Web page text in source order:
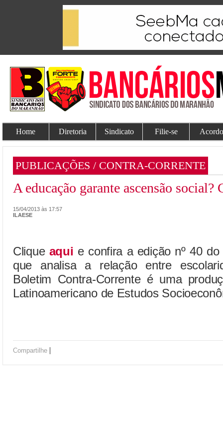
Home Diretoria Sindicato Filie-se
PUBLICAÇÕES / CONTRA-CORRENTE
A educação garante ascensão
15/04/2013 às 17:57
ILAESE
Clique aqui e confira a edição nº 40
que analisa a relação entre
Boletim Contra-Corrente é uma
Latinoamericano de Estudos
Compartilhe |